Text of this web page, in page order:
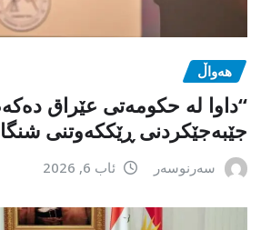
هەواڵ
“داوا لە حكومەتی عێراق
جێبەجێكردنی ڕێككەوتنی
سەرنوسەر ئاب 6, 2026